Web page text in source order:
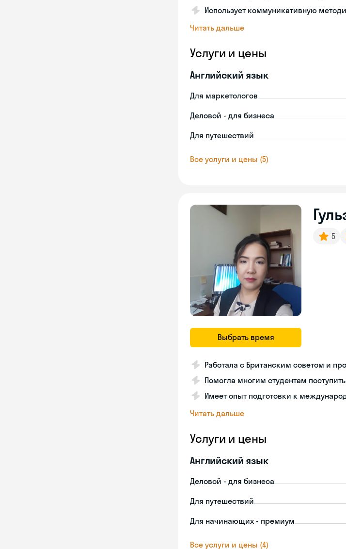
Использует коммуникативную
Читать дальше
Услуги и цены
Английский язык
Для маркетологов
Деловой - для бизнеса
Для путешествий
Все услуги и цены (5)
Выбрать время
5
Работала с Британским советом и
Помогла многим студентам
Имеет опыт подготовки к
Читать дальше
Услуги и цены
Английский язык
Деловой - для бизнеса
Для путешествий
Для начинающих - премиум
Все услуги и цены (4)